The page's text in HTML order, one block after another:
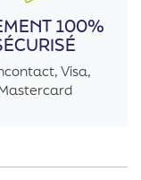
100%
Visa,